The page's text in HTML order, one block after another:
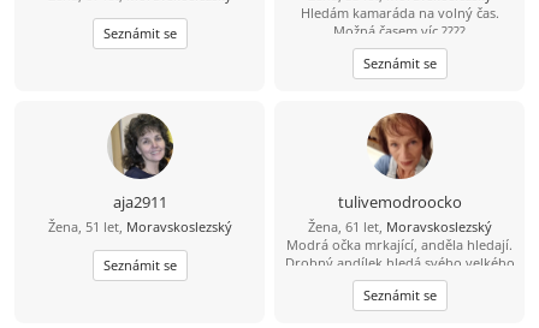
Seznámit se
Hledám kamaráda na volný čas.
Možná časem víc ????
Seznámit se
aja2911
Žena, 51 let, Moravskoslezský
Seznámit se
tulivemodroocko
Žena, 61 let, Moravskoslezský
Modrá očka mrkající, anděla hledají.
Drobný andílek hledá svého velkého
strážného anděla na cestu v
pohodovém vztahu.
Seznámit se